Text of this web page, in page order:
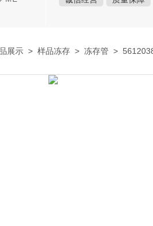
展示 > 样品冻存 > 冻存管 >